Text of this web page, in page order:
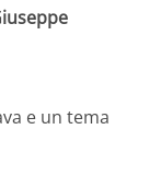
e un tema